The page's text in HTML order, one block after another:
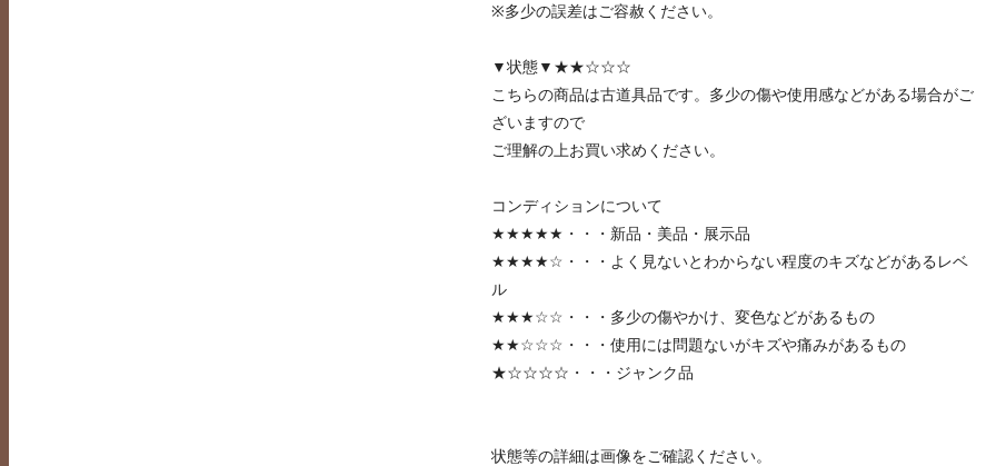
※多少の誤差はご容赦ください。
▼状態▼★★☆☆☆
こちらの商品は古道具品です。多少の傷や使用感などがある場合がご
ざいますので
ご理解の上お買い求めください。
コンディションについて
★★★★★・・・新品・美品・展示品
★★★★☆・・・よく見ないとわからない程度のキズなどがあるレベ
ル
★★★☆☆・・・多少の傷やかけ、変色などがあるもの
★★☆☆☆・・・使用には問題ないがキズや痛みがあるもの
★☆☆☆☆・・・ジャンク品
状態等の詳細は画像をご確認ください。